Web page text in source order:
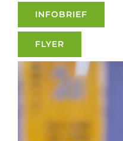
INFOBRIEF
FLYER